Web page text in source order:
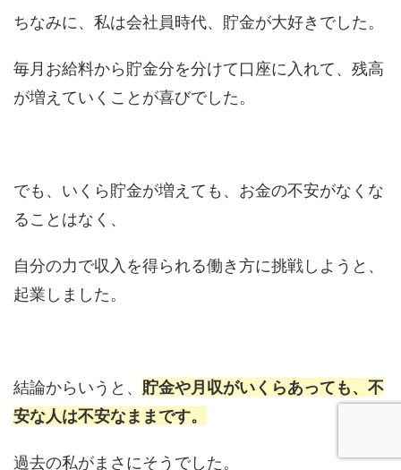
ちなみに、私は会社員時代、貯金が大好きでした。
毎月お給料から貯金分を分けて口座に入れて、残高
が増えていくことが喜びでした。
でも、いくら貯金が増えても、お金の不安がなくな
ることはなく、
自分の力で収入を得られる働き方に挑戦しようと、
起業しました。
結論からいうと、 貯金や月収がいくらあっても、不
安な人は不安なままです。
過去の私がまさにそうでした。